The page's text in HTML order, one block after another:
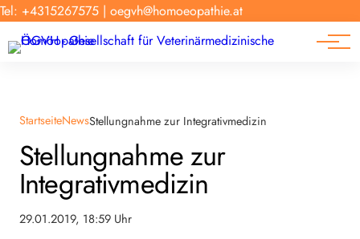
Tel: +4315267575 | oegvh@homoeopathie.at
Tierarzt-Suche
Forschung
News
StartseiteNewsStellungnahme zur Integrativmedizin
Stellungnahme zur
Integrativmedizin
29.01.2019, 18:59 Uhr